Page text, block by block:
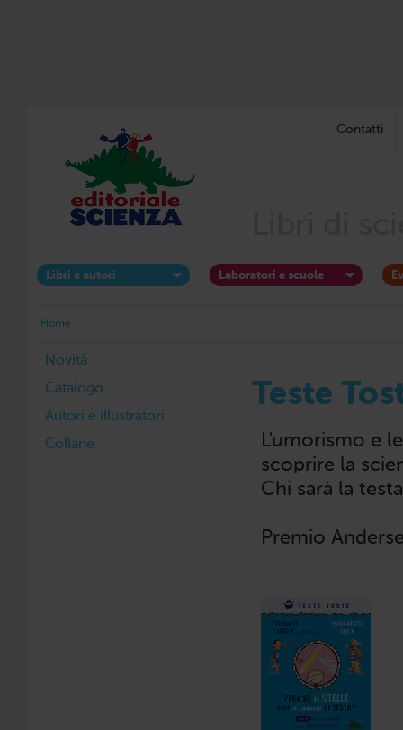
Contatti
Libri e autori Laboratori e scuole
Home
Novità
Catalogo
Autori e illustratori
Collane
Teste
L'umorismo e
scoprire la
Chi sarà la
Premio